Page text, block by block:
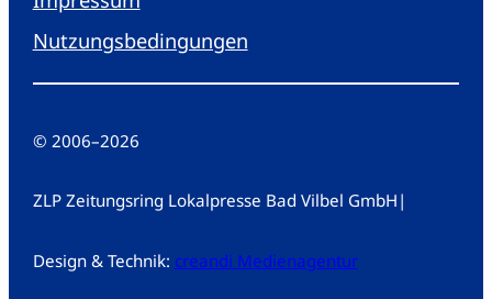
Nutzungsbedingungen
© 2006–2026
ZLP Zeitungsring Lokalpresse Bad Vilbel GmbH |
Design & Technik: creandi Medienagentur